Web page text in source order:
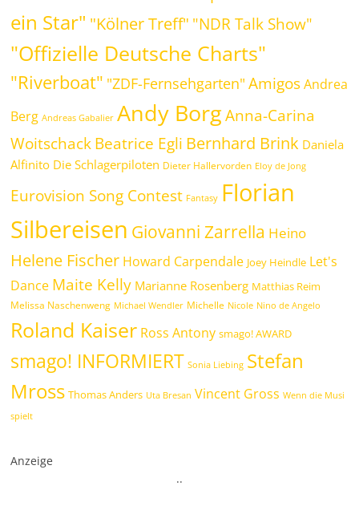
ein Star" "Kölner Treff" "NDR Talk Show"
"Offizielle Deutsche Charts"
"Riverboat" "ZDF-Fernsehgarten" Amigos Andrea
Berg Andreas Gabalier Andy Borg Anna-Carina
WoitschackBeatrice Egli Bernhard Brink Daniela
Alfinito Die Schlagerpiloten Dieter Hallervorden Eloy de Jong
Eurovision Song Contest Fantasy Florian
Silbereisen Giovanni Zarrella Heino
Helene Fischer Howard Carpendale Joey Heindle Let's
Dance Maite Kelly Marianne Rosenberg Matthias Reim
Melissa Naschenweng Michael Wendler Michelle Nicole Nino de Angelo
Roland Kaiser Ross Antony smago! AWARD
smago! INFORMIERT Sonia Liebing Stefan
Mross Thomas Anders Uta Bresan Vincent Gross Wenn die Musi
spielt
Anzeige
..